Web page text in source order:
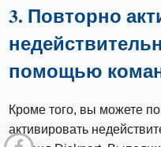
3. Повторно
помощью
Кроме того, вы можете
активировать